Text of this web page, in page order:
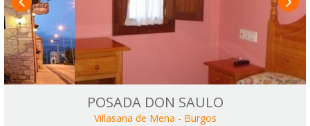
POSADA DON SAULO
Villasana de Mena - Burgos